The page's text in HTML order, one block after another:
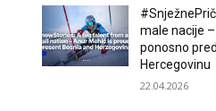
male nacije
ponosno
Hercegovinu
22.04.2026